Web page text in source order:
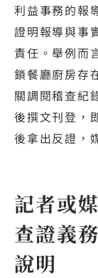
利益事務的報
證明報導與事
責任。舉例而
鎖餐廳廚房存
關調閱稽查紀
後撰文刊登，
後拿出反證，
記者或
查證義
說明